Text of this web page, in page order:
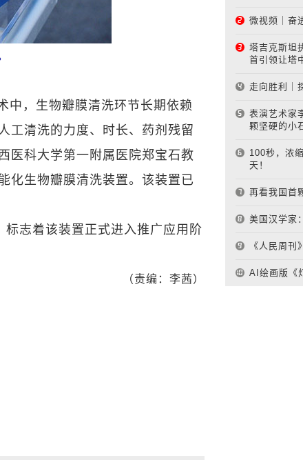
中，生物瓣膜清洗环节长期依赖
工清洗的力度、时长、药剂残留
医科大学第一附属医院郑宝石教
化生物瓣膜清洗装置。该装置已
标志着该装置正式进入推广应用阶
（责编：李茜）
微视频｜奋
塔吉克斯坦
首引领让塔
走向胜利｜
表演艺术家
颗坚硬的小
100秒，浓
天！
再看我国首
美国汉学家
《人民周
AI绘画版《